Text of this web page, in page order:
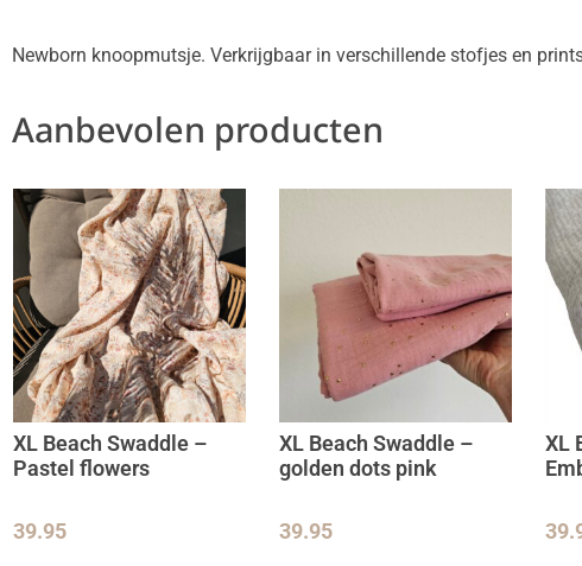
Newborn knoopmutsje. Verkrijgbaar in verschillende stofjes en
Aanbevolen producten
XL Beach Swaddle –
Pastel flowers
39.95
XL Beach Swaddle –
golden dots pink
39.95
XL